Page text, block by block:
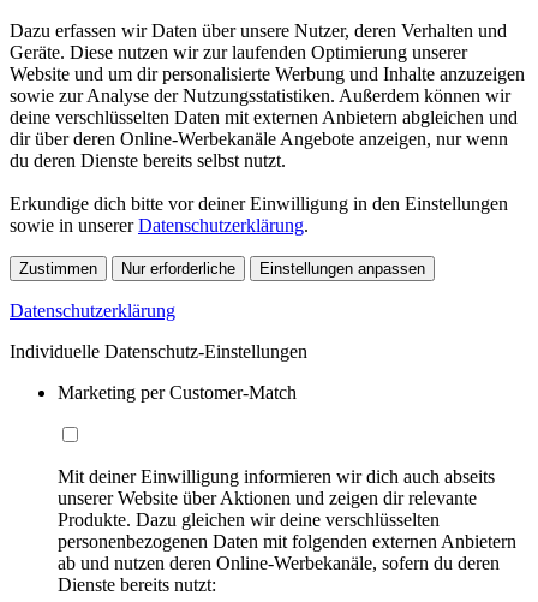
Dazu erfassen wir Daten über unsere Nutzer, deren Verhalten und
Geräte. Diese nutzen wir zur laufenden Optimierung unserer
Website und um dir personalisierte Werbung und Inhalte anzuzeigen
sowie zur Analyse der Nutzungsstatistiken. Außerdem können wir
deine verschlüsselten Daten mit externen Anbietern abgleichen und
dir über deren Online-Werbekanäle Angebote anzeigen, nur wenn
du deren Dienste bereits selbst nutzt.
Erkundige dich bitte vor deiner Einwilligung in den Einstellungen
sowie in unsererDatenschutzerklärung.
Zustimmen Nur erforderliche Einstellungen anpassen
Datenschutzerklärung
Individuelle Datenschutz-Einstellungen
Marketing per Customer-Match
Mit deiner Einwilligung informieren wir dich auch abseits
unserer Website über Aktionen und zeigen dir relevante
Produkte. Dazu gleichen wir deine verschlüsselten
personenbezogenen Daten mit folgenden externen Anbietern
ab und nutzen deren Online-Werbekanäle, sofern du deren
Dienste bereits nutzt: